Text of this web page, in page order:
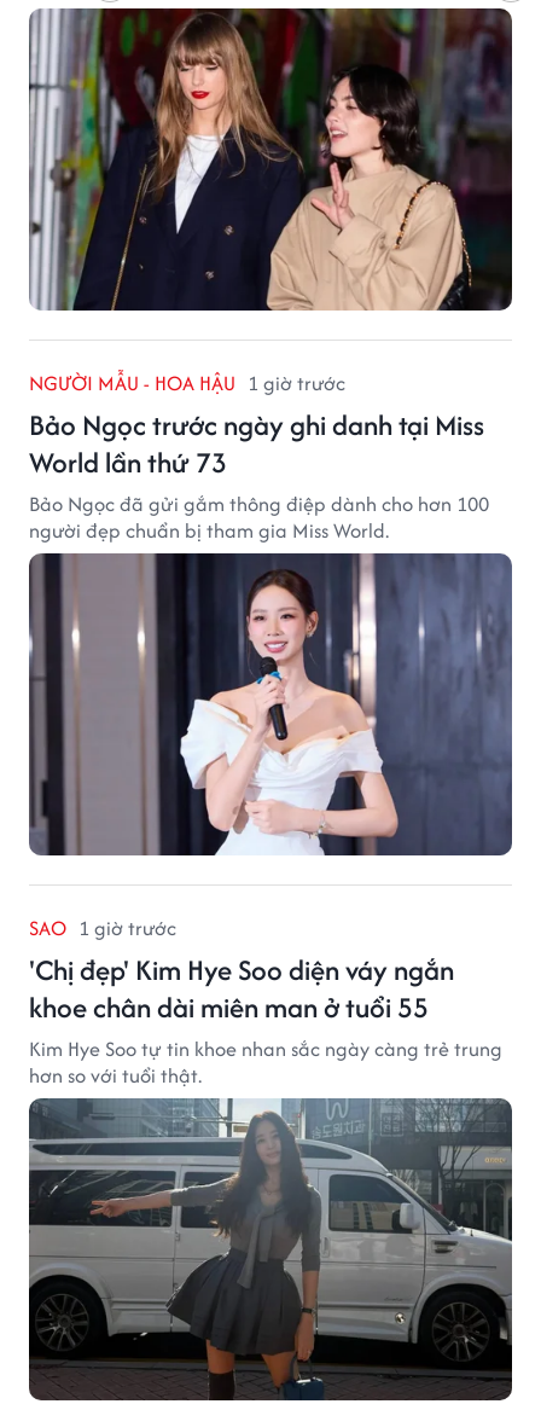
NGƯỜI MẪU - HOA HẬU 1 giờ trước
Bảo Ngọc trước ngày ghi danh tại Miss
World lần thứ 73
Bảo Ngọc đã gửi gắm thông điệp dành cho hơn 100
người đẹp chuẩn bị tham gia Miss World.
SAO 1 giờ trước
'Chị đẹp' Kim Hye Soo diện váy ngắn
khoe chân dài miên man ở tuổi 55
Kim Hye Soo tự tin khoe nhan sắc ngày càng trẻ trung
hơn so với tuổi thật.